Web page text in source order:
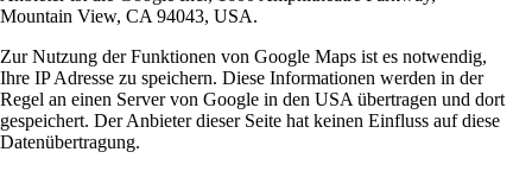
Mountain View, CA 94043, USA.
Zur Nutzung der Funktionen von Google Maps ist es notwendig,
Ihre IP Adresse zu speichern. Diese Informationen werden in der
Regel an einen Server von Google in den USA übertragen und dort
gespeichert. Der Anbieter dieser Seite hat keinen Einfluss auf diese
Datenübertragung.